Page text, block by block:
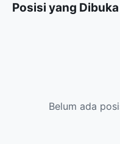
Posisi yang Dibuka
Belum ada